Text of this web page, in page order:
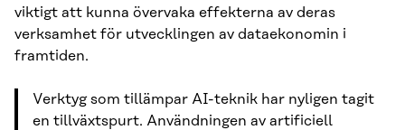
viktigt att kunna övervaka effekterna av deras
verksamhet för utvecklingen av dataekonomin i
framtiden.
Verktyg som tillämpar AI-teknik har nyligen tagit
en tillväxtspurt. Användningen av artificiell